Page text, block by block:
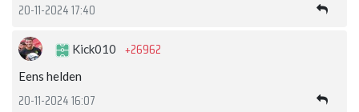
20-11-2024 17:40
Kick010 +26962
Eens helden
20-11-2024 16:07